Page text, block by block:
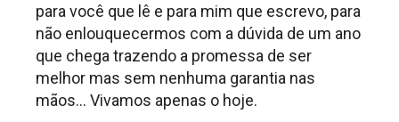
para você que lê e para mim que escrevo, para
não enlouquecermos com a dúvida de um ano
que chega trazendo a promessa de ser
melhor mas sem nenhuma garantia nas
mãos… Vivamos apenas o hoje.